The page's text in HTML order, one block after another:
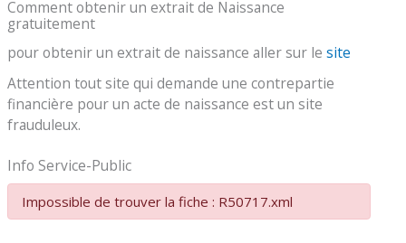
Comment obtenir un extrait de Naissance
gratuitement
pour obtenir un extrait de naissance aller sur le site
Attention tout site qui demande une contrepartie
financière pour un acte de naissance est un site
frauduleux.
Info Service-Public
Impossible de trouver la fiche : R50717.xml